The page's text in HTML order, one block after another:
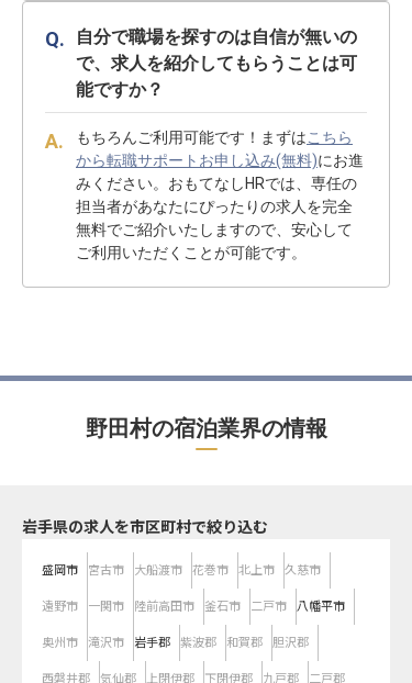
自分で職場を探すのは自信が無いの
で、求人を紹介してもらうことは可
能ですか？
もちろんご利用可能です！まずはこちら
から転職サポートお申し込み(無料)にお進
みください。おもてなしHRでは、専任の
担当者があなたにぴったりの求人を完全
無料でご紹介いたしますので、安心して
ご利用いただくことが可能です。
野田村の宿泊業界の情報
岩手県の求人を市区町村で絞り込む
盛岡市 宮古市 大船渡市 花巻市 北上市 久慈市
遠野市 一関市 陸前高田市 釜石市 二戸市 八幡平市
奥州市 滝沢市 岩手郡 紫波郡 和賀郡 胆沢郡
西磐井郡 気仙郡 上閉伊郡 下閉伊郡 九戸郡 二戸郡